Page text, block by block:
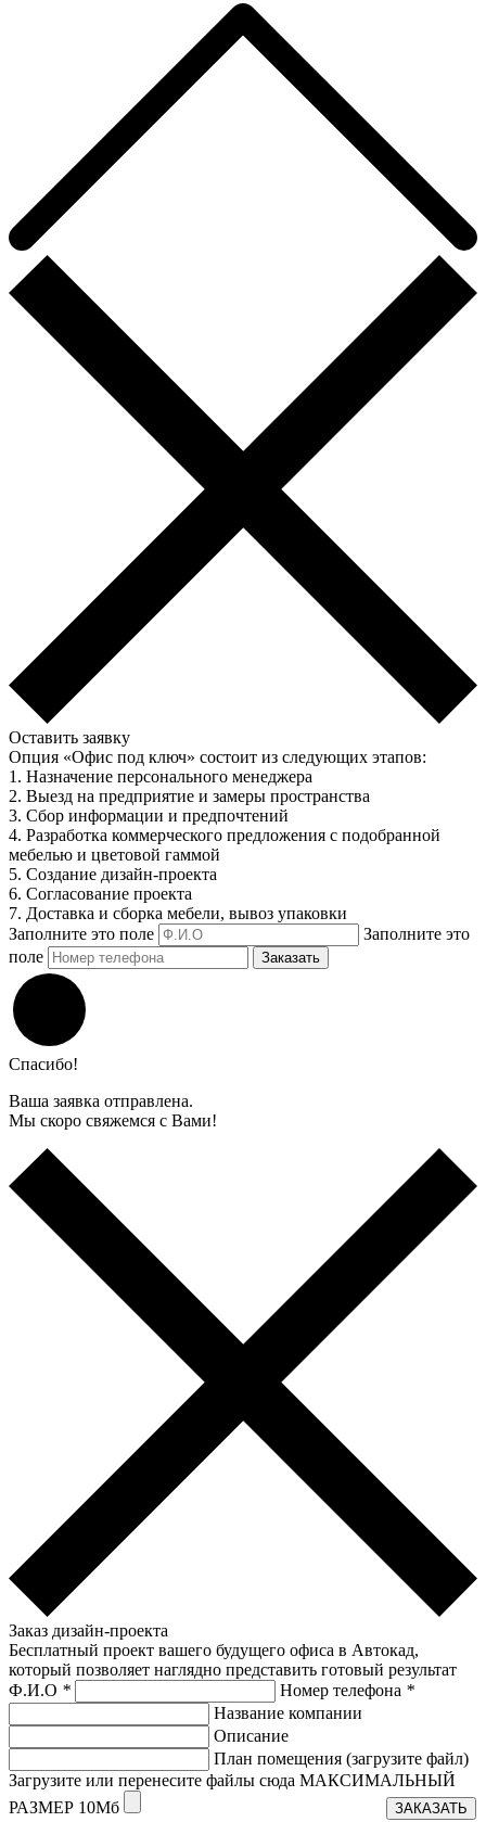
Оставить заявку
Опция «Офис под ключ» состоит из следующих этапов:
1. Назначение персонального менеджера
2. Выезд на предприятие и замеры пространства
3. Сбор информации и предпочтений
4. Разработка коммерческого предложения с подобранной
мебелью и цветовой гаммой
5. Создание дизайн-проекта
6. Согласование проекта
7. Доставка и сборка мебели, вывоз упаковки
Заполните это поле
Заполните это
поле
Заказать
Спасибо!
Ваша заявка отправлена.
Мы скоро свяжемся с Вами!
Заказ дизайн-проекта
Бесплатный проект вашего будущего офиса в Автокад,
который позволяет наглядно представить готовый результат
Ф.И.О * Номер телефона *
Название компании
Описание
План помещения (загрузите файл)
Загрузите или перенесите файлы сюда МАКСИМАЛЬНЫЙ
РАЗМЕР 10Мб
ЗАКАЗАТЬ